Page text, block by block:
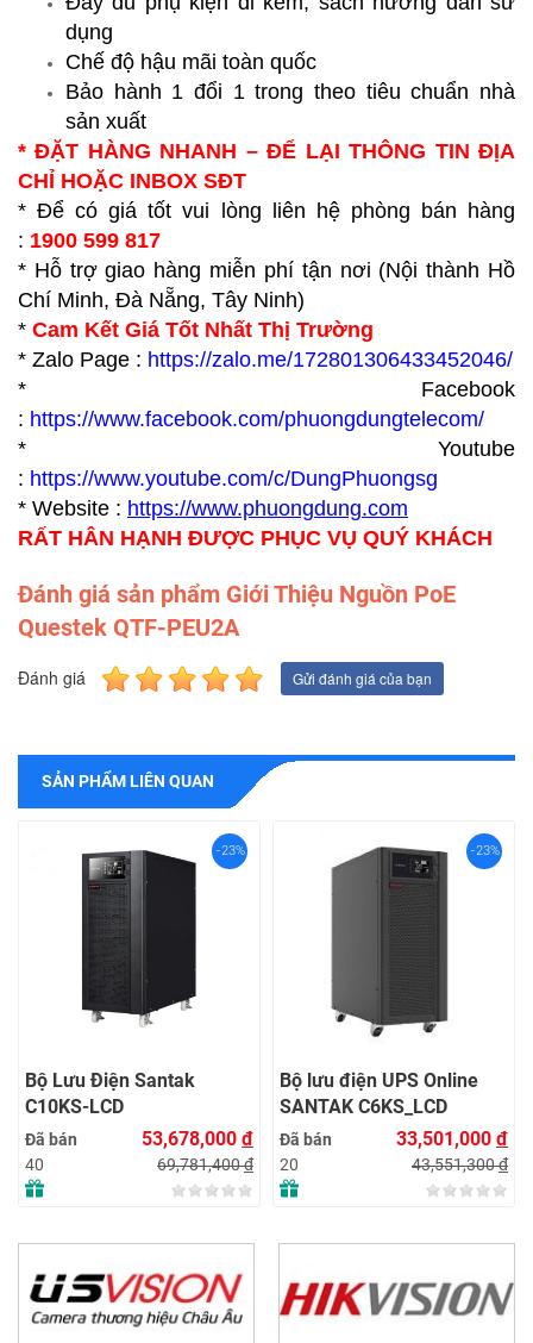
dụng
Chế độ hậu mãi toàn quốc
Bảo hành 1 đổi 1 trong theo tiêu chuẩn nhà
sản xuất
* ĐẶT HÀNG NHANH – ĐỂ LẠI THÔNG TIN ĐỊA
CHỈ HOẶC INBOX SĐT
* Để có giá tốt vui lòng liên hệ phòng bán hàng
: 1900 599 817
* Hỗ trợ giao hàng miễn phí tận nơi (Nội thành Hồ
Chí Minh, Đà Nẵng, Tây Ninh)
* Cam Kết Giá Tốt Nhất Thị Trường
* Zalo Page : https://zalo.me/172801306433452046/
* Facebook
: https://www.facebook.com/phuongdungtelecom/
* Youtube
: https://www.youtube.com/c/DungPhuongsg
* Website : https://www.phuongdung.com
RẤT HÂN HẠNH ĐƯỢC PHỤC VỤ QUÝ KHÁCH
Đánh giá sản phẩm Giới Thiệu Nguồn PoE
Questek QTF-PEU2A
Đánh giá Gửi đánh giá của bạn
SẢN PHẨM LIÊN QUAN
-23%
Bộ Lưu Điện Santak
C10KS‑LCD
Đã bán
40
53,678,000 đ
69,781,400đ
-23%
Bộ lưu điện UPS Online
SANTAK C6KS_LCD
Đã bán
20
33,501,000 đ
43,551,300đ